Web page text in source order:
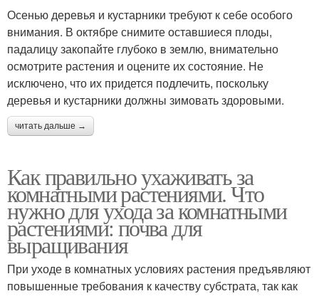
Осенью деревья и кустарники требуют к себе особого
внимания. В октябре снимите оставшиеся плоды,
падалицу закопайте глубоко в землю, внимательно
осмотрите растения и оцените их состояние. Не
исключено, что их придется подлечить, поскольку
деревья и кустарники должны зимовать здоровыми.
читать дальше →
Как правильно ухаживать за
комнатными растениями. Что
нужно для ухода за комнатными
растениями: почва для
выращивания
При уходе в комнатных условиях растения предъявляют
повышенные требования к качеству субстрата, так как